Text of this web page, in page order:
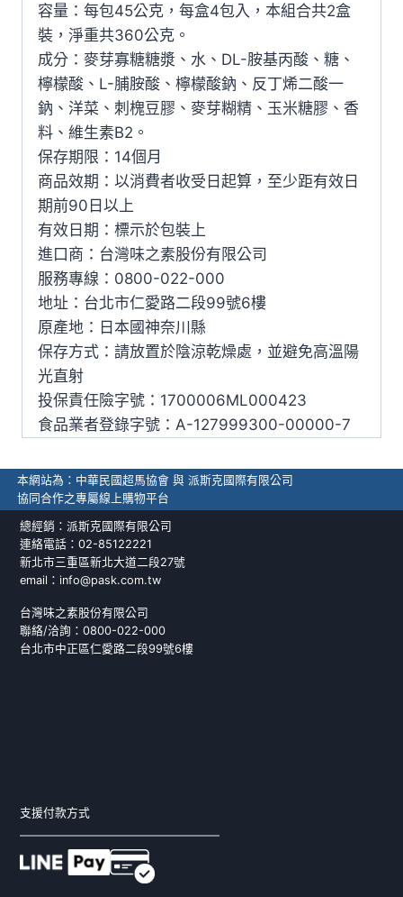
容量：每包45公克，每盒4包入，本組合共2盒
裝，淨重共360公克。
成分：麥芽寡糖糖漿、水、DL-胺基丙酸、糖、
檸檬酸、L-脯胺酸、檸檬酸鈉、反丁烯二酸一
鈉、洋菜、刺槐豆膠、麥芽糊精、玉米糖膠、香
料、維生素B2。
保存期限：14個月
商品效期：以消費者收受日起算，至少距有效日
期前90日以上
有效日期：標示於包裝上
進口商：台灣味之素股份有限公司
服務專線：0800-022-000
地址：台北市仁愛路二段99號6樓
原產地：日本國神奈川縣
保存方式：請放置於陰涼乾燥處，並避免高溫陽
光直射
投保責任險字號：1700006ML000423
食品業者登錄字號：A-127999300-00000-7
本網站為：中華民國超馬協會 與 派斯克國際有限公司
協同合作之專屬線上購物平台
總經銷：派斯克國際有限公司
連絡電話：02-85122221
新北市三重區新北大道二段27號
email：info@pask.com.tw
台灣味之素股份有限公司
聯絡/洽詢：0800-022-000
台北市中正區仁愛路二段99號6樓
支援付款方式